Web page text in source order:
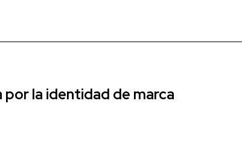
la identidad de marca